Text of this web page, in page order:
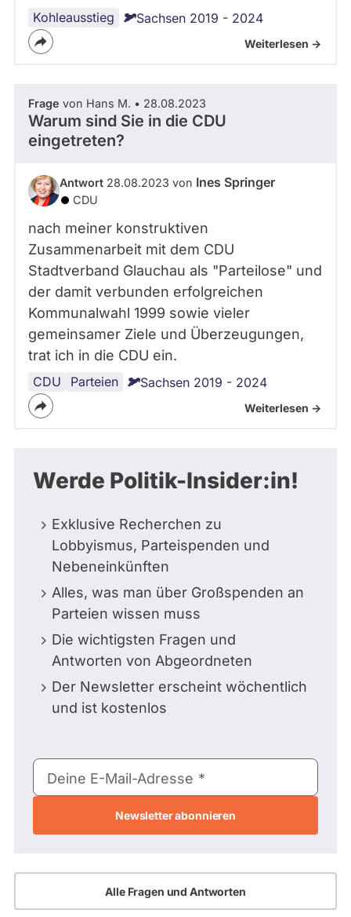
Kohleausstieg Sachsen 2019 - 2024
Weiterlesen ->
Frage von Hans M. • 28.08.2023
Warum sind Sie in die CDU
eingetreten?
Antwort 28.08.2023 von Ines Springer
CDU
nach meiner konstruktiven
Zusammenarbeit mit dem CDU
Stadtverband Glauchau als "Parteilose" und
der damit verbunden erfolgreichen
Kommunalwahl 1999 sowie vieler
gemeinsamer Ziele und Überzeugungen,
trat ich in die CDU ein.
CDU Parteien Sachsen 2019 - 2024
Weiterlesen ->
Werde Politik-Insider:in!
Exklusive Recherchen zu
Lobbyismus, Parteispenden und
Nebeneinkünften
Alles, was man über Großspenden an
Parteien wissen muss
Die wichtigsten Fragen und
Antworten von Abgeordneten
Der Newsletter erscheint wöchentlich
und ist kostenlos
E-
Mail-
Deine E-Mail-Adresse
Alle Fragen und Antworten